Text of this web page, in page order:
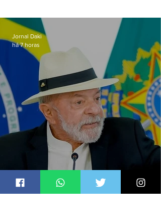
Lula sanciona PL que amplia
pena para crimes digitais
Jornal Daki
há 7 horas